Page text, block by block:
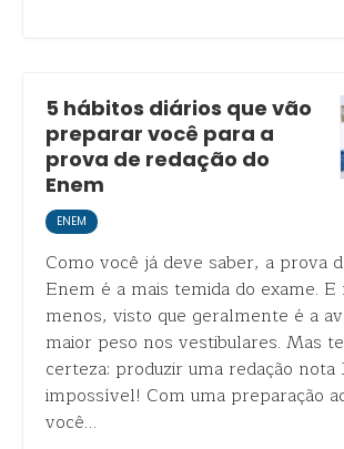
5 hábitos diários que vão
preparar você para a
prova de redação do
Enem
ENEM
Como você já deve saber, a prova
Enem é a mais temida do exame. E
menos, visto que geralmente é a
maior peso nos vestibulares. Mas
certeza: produzir uma redação nota
impossível! Com uma preparação
você…